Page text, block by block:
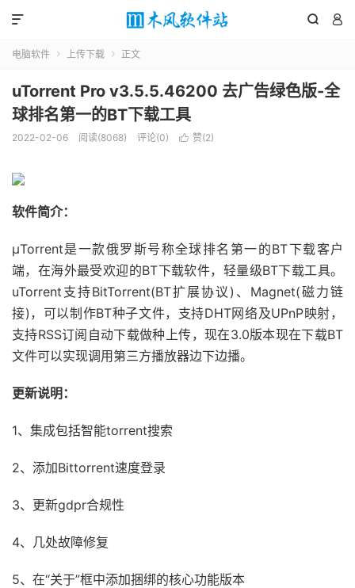
 

电脑软件  上传下载  正文
uTorrent Pro v3.5.5.46200 去广告绿色版-全
球排名第一的BT下载工具
2022-02-06 阅读(8068) 评论(0)  赞(2)
软件简介：
μTorrent是一款俄罗斯号称全球排名第一的BT下载客户
端，在海外最受欢迎的BT下载软件，轻量级BT下载工具。
uTorrent支持BitTorrent(BT扩展协议)、Magnet(磁力链
接)，可以制作BT种子文件，支持DHT网络及UPnP映射，
支持RSS订阅自动下载做种上传，现在3.0版本现在下载BT
文件可以实现调用第三方播放器边下边播。
更新说明：
1、集成包括智能torrent搜索
2、添加Bittorrent速度登录
3、更新gdpr合规性
4、几处故障修复
5、在“关于”框中添加捆绑的核心功能版本